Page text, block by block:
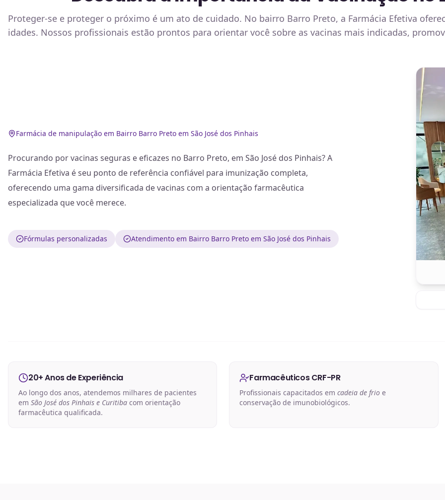
Proteger-se e proteger o próximo é um ato de cuidado. No bairro Barro Preto, a Farmácia Efetiva
idades. Nossos profissionais estão prontos para orientar você sobre as vacinas mais indicadas,
Farmácia de manipulação em Bairro Barro Preto em São José dos Pinhais
Procurando por vacinas seguras e eficazes no Barro Preto, em São José dos Pinhais? A
Farmácia Efetiva é seu ponto de referência confiável para imunização completa,
oferecendo uma gama diversificada de vacinas com a orientação farmacêutica
especializada que você merece.
Fórmulas personalizadas Atendimento em Bairro Barro Preto em São José dos Pinhais
20+ Anos de Experiência
Ao longo dos anos, atendemos milhares de pacientes
em São José dos Pinhais e Curitiba com orientação
farmacêutica qualificada.
Farmacêuticos CRF-PR
Profissionais capacitados emcadeia de frio e
conservação de imunobiológicos.